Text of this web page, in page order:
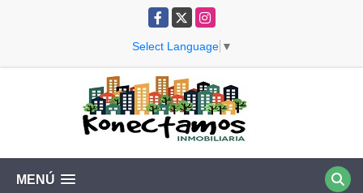
Facebook
X Instagram
Select Language ▼
MENÚ